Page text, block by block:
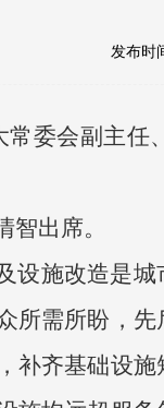
发布时
常委会副主任
出席。
设施改造是
所需所盼，
补齐基础设